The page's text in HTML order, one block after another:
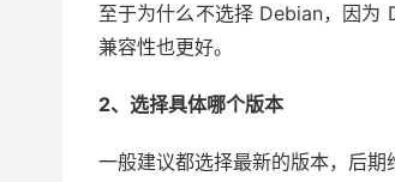
至于为什么不选择 Debian，因为
兼容性也更好。
2、选择具体哪个版本
一般建议都选择最新的版本，后